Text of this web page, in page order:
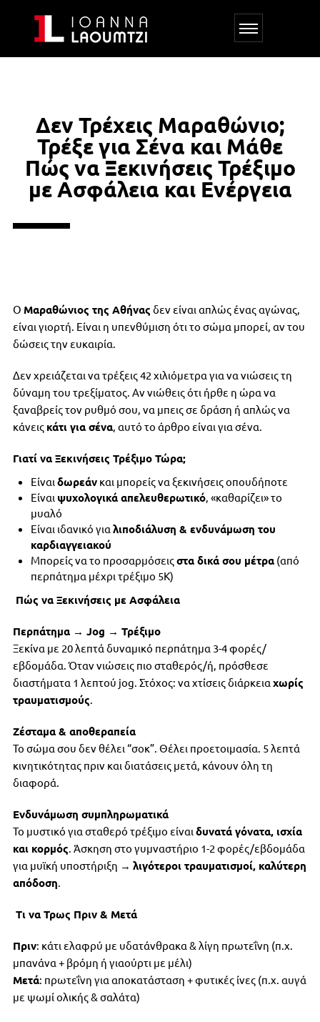
Δεν Τρέχεις Μαραθώνιο;
Τρέξε για Σένα και Μάθε
Πώς να Ξεκινήσεις Τρέξιμο
με Ασφάλεια και Ενέργεια
Ο Μαραθώνιος της Αθήνας δεν είναι απλώς ένας αγώνας,
είναι γιορτή. Είναι η υπενθύμιση ότι το σώμα μπορεί, αν του
δώσεις την ευκαιρία.
Δεν χρειάζεται να τρέξεις 42 χιλιόμετρα για να νιώσεις τη
δύναμη του τρεξίματος. Αν νιώθεις ότι ήρθε η ώρα να
ξαναβρείς τον ρυθμό σου, να μπεις σε δράση ή απλώς να
κάνεις κάτι για σένα, αυτό το άρθρο είναι για σένα.
Γιατί να Ξεκινήσεις Τρέξιμο Τώρα;
Είναι δωρεάνκαι μπορείς να ξεκινήσεις οπουδήποτε
Είναι ψυχολογικά απελευθερωτικό, «καθαρίζει» το
μυαλό
Είναι ιδανικό για λιποδιάλυση & ενδυνάμωση του
καρδιαγγειακού
Μπορείς να το προσαρμόσειςστα δικά σου μέτρα(από
περπάτημα μέχρι τρέξιμο 5Κ)
Πώς να Ξεκινήσεις με Ασφάλεια
Περπάτημα → Jog → Τρέξιμο
Ξεκίνα με 20 λεπτά δυναμικό περπάτημα 3-4 φορές/
εβδομάδα. Όταν νιώσεις πιο σταθερός/ή, πρόσθεσε
διαστήματα 1 λεπτού jog. Στόχος: να χτίσεις διάρκεια χωρίς
τραυματισμούς.
Ζέσταμα & αποθεραπεία
Το σώμα σου δεν θέλει “σοκ”. Θέλει προετοιμασία. 5 λεπτά
κινητικότητας πριν και διατάσεις μετά, κάνουν όλη τη
διαφορά.
Ενδυνάμωση συμπληρωματικά
Το μυστικό για σταθερό τρέξιμο είναι δυνατά γόνατα, ισχία
και κορμός. Άσκηση στο γυμναστήριο 1-2 φορές/εβδομάδα
για μυϊκή υποστήριξη → λιγότεροι τραυματισμοί, καλύτερη
απόδοση.
Τι να Τρως Πριν & Μετά
Πριν: κάτι ελαφρύ με υδατάνθρακα & λίγη πρωτεΐνη (π.χ.
μπανάνα + βρόμη ή γιαούρτι με μέλι)
Μετά: πρωτεΐνη για αποκατάσταση + φυτικές ίνες (π.χ. αυγά
με ψωμί ολικής & σαλάτα)